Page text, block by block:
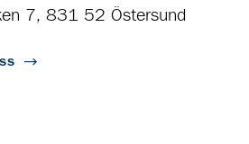
7, 831 52 Östersund